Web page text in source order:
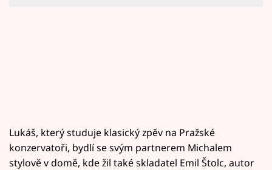
Sledujte nás
Lukáš, který studuje klasický zpěv na Pražské
konzervatoři, bydlí se svým partnerem Michalem
stylově v domě, kde žil také skladatel Emil Štolc, autor